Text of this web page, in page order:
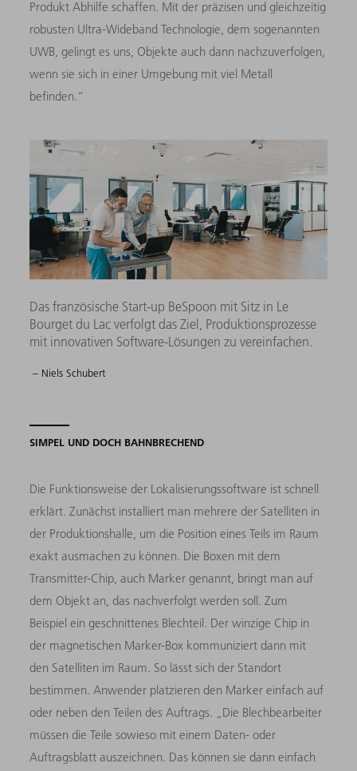
Produkt Abhilfe schaffen. Mit der präzisen und gleichzeitig
robusten Ultra-Wideband Technologie, dem sogenannten
UWB, gelingt es uns, Objekte auch dann nachzuverfolgen,
wenn sie sich in einer Umgebung mit viel Metall
befinden.“
Das französische Start-up BeSpoon mit Sitz in Le
Bourget du Lac verfolgt das Ziel, Produktionsprozesse
mit innovativen Software-Lösungen zu vereinfachen.
– Niels Schubert
SIMPEL UND DOCH BAHNBRECHEND
Die Funktionsweise der Lokalisierungssoftware ist schnell
erklärt. Zunächst installiert man mehrere der Satelliten in
der Produktionshalle, um die Position eines Teils im Raum
exakt ausmachen zu können. Die Boxen mit dem
Transmitter-Chip, auch Marker genannt, bringt man auf
dem Objekt an, das nachverfolgt werden soll. Zum
Beispiel ein geschnittenes Blechteil. Der winzige Chip in
der magnetischen Marker-Box kommuniziert dann mit
den Satelliten im Raum. So lässt sich der Standort
bestimmen. Anwender platzieren den Marker einfach auf
oder neben den Teilen des Auftrags. „Die Blechbearbeiter
müssen die Teile sowieso mit einem Daten- oder
Auftragsblatt auszeichnen. Das können sie dann einfach